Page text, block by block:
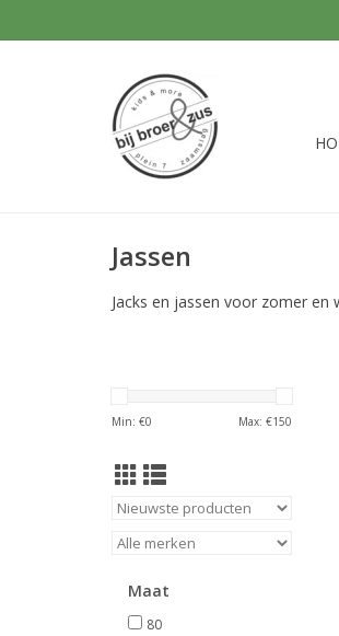
Jassen
Jacks en jassen voor zomer
Min: €0 Max: €150
Maat
80